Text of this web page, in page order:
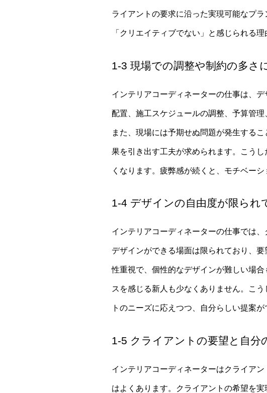
ライアントの要求に沿った実現可能なプ
「クリエイティブでない」と感じられる理
1-3 現場での調整や制約の多さ
インテリアコーディネーターの仕事は、
配置、施工スケジュールの調整、予算管
また、現場には予期せぬ問題が発生する
果を引き出す工夫が求められます。こう
くなります。疲弊感が続くと、モチベー
1-4 デザインの自由度が限られ
インテリアコーディネーターの仕事では
デザインができる場面は限られており、
性重視で、個性的なデザインが難しい場
スを感じる新人も少なくありません。こ
トのニーズに応えつつ、自分らしい提案
1-5 クライアントの要望と自分
インテリアコーディネーターはクライア
はよくあります。クライアントの希望を